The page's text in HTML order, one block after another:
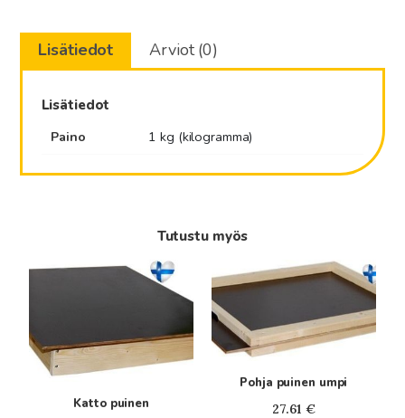
Lisätiedot Arviot (0)
Lisätiedot
Paino
1 kg (kilogramma)
Tutustu myös
Katto puinen
Pohja puinen umpi
27.61 €